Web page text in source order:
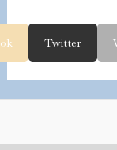
Twitter